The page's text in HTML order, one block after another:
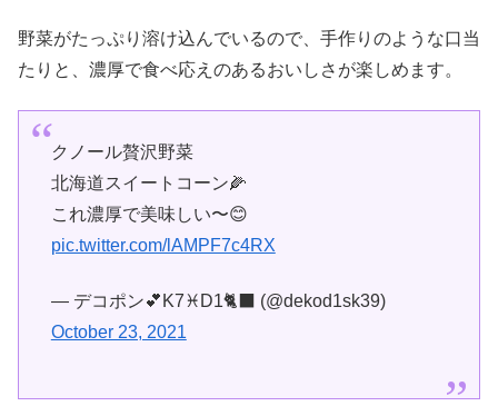
野菜がたっぷり溶け込んでいるので、手作りのような口当
たりと、濃厚で食べ応えのあるおいしさが楽しめます。
クノール贅沢野菜
北海道スイートコーン🌽
これ濃厚で美味しい〜😊
pic.twitter.com/lAMPF7c4RX
— デコポン💕K7♓️D1🐈‍⬛ (@dekod1sk39)
October 23, 2021